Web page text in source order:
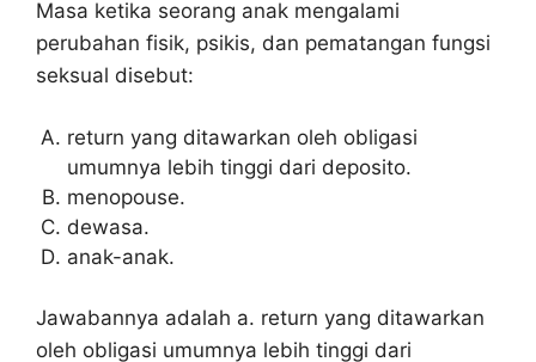
Masa ketika seorang anak mengalami
perubahan fisik, psikis, dan pematangan fungsi
seksual disebut:
return yang ditawarkan oleh obligasi
umumnya lebih tinggi dari deposito.
menopouse.
dewasa.
anak-anak.
Jawabannya adalah a. return yang ditawarkan
oleh obligasi umumnya lebih tinggi dari